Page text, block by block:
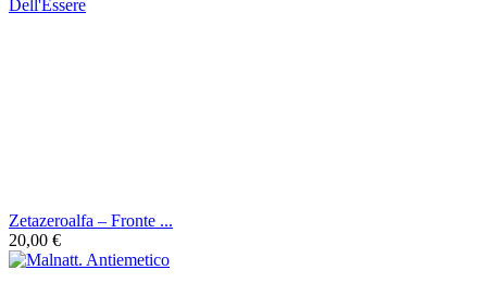
Zetazeroalfa ‎– Fronte ...
20,00 €